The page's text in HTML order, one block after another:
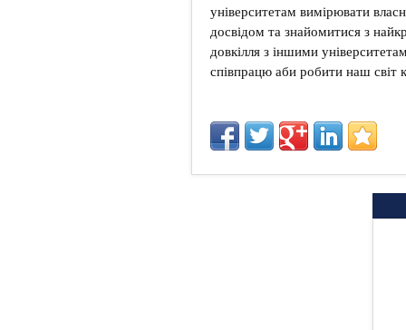
університетам вимірювати
досвідом та знайомитися з
довкілля з іншими
співпрацю аби робити наш світ